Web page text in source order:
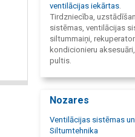
ventilācijas iekārtas
Tirdzniecība,
sistēmas, ventilācijas
siltummaiņi,
kondicionieru
pultis.
Nozares
Ventilācijas sistēmas
Siltumtehnika